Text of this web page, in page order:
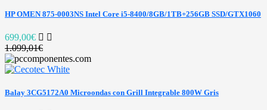
HP OMEN 875-0003NS Intel Core i5-8400/8GB/1TB+256GB SSD/GTX1060
699,00€
1.099,01€
Balay 3CG5172A0 Microondas con Grill Integrable 800W Gris